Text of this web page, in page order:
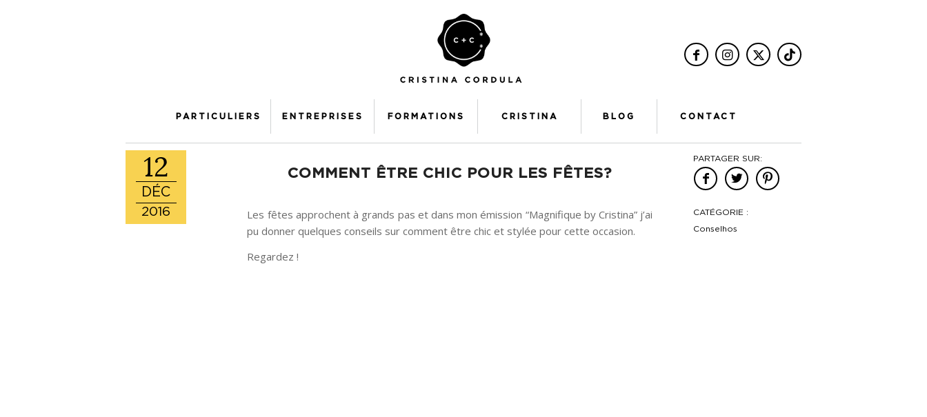
PARTICULIERS ENTREPRISES FORMATIONS CRISTINA BLOG CONTACT
12
DÉC
2016
COMMENT ÊTRE CHIC POUR LES FÊTES?
Les fêtes approchent à grands pas et dans mon émission “Magnifique by Cristina” j’ai
pu donner quelques conseils sur comment être chic et stylée pour cette occasion.
Regardez !
PARTAGER SUR:
CATÉGORIE :
Conselhos